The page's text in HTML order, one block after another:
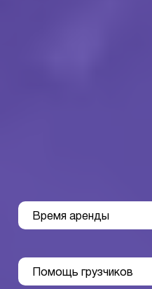
Время аренды
Помощь грузчиков